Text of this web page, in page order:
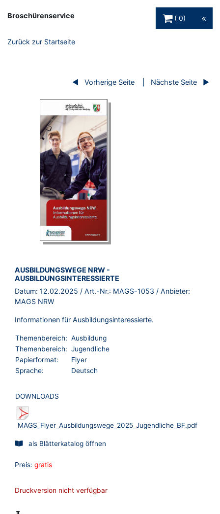
Broschürenservice
0
Zurück zur Startseite
Vorherige Seite Nächste Seite
BROSCHÜRE:
AUSBILDUNGSWEGE NRW -
AUSBILDUNGSINTERESSIERTE
Datum: 12.02.2025 / Art.-Nr.: MAGS-1053 / Anbieter:
MAGS NRW
Informationen für Ausbildungsinteressierte.
Themenbereich: Ausbildung
Themenbereich: Jugendliche
Papierformat:
Flyer
Sprache:
Deutsch
DOWNLOADS
MAGS_Flyer_Ausbildungswege_2025_Jugendliche_BF.pdf
als Blätterkatalog öffnen
Preis: gratis
Druckversion nicht verfügbar